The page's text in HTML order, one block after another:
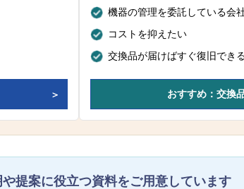
機器の管理を委託している会
コストを抑えたい
交換品が届けばすぐ復旧でき
おすすめ：交換
提案に役立つ資料をご用意しています